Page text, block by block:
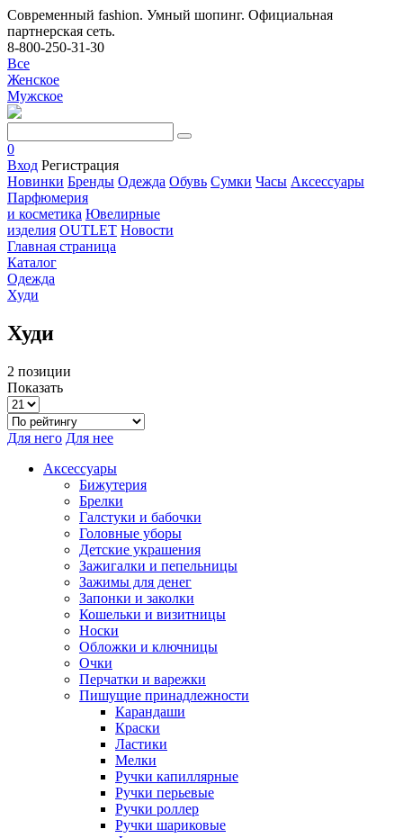
Современный fashion. Умный шопинг. Официальная
партнерская сеть.
8-800-250-31-30
Все
Женское
Мужское
0
Вход Регистрация
Новинки Бренды Одежда Обувь Сумки Часы Аксессуары
Парфюмерия
и косметика Ювелирные
изделия OUTLET Новости
Главная страница
Каталог
Одежда
Худи
Худи
2 позиции
Показать
Для него Для нее
Аксессуары
Бижутерия
Брелки
Галстуки и бабочки
Головные уборы
Детские украшения
Зажигалки и пепельницы
Зажимы для денег
Запонки и заколки
Кошельки и визитницы
Носки
Обложки и ключницы
Очки
Перчатки и варежки
Пишущие принадлежности
Карандаши
Краски
Ластики
Мелки
Ручки капиллярные
Ручки перьевые
Ручки роллер
Ручки шариковые